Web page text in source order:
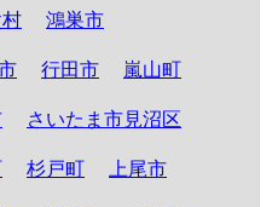
鴻巣市
行田市 嵐山町
さいたま市見沼区
杉戸町 上尾市